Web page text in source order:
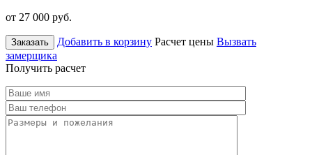
от 27 000 руб.
Заказать Добавить в корзину Расчет цены Вызвать
замерщика
Получить расчет